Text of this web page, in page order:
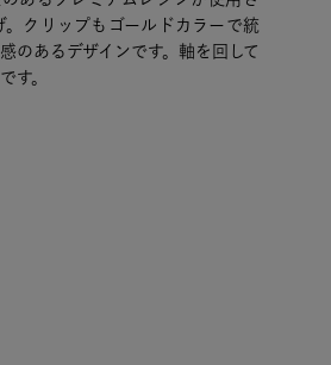
クリップもゴールドカラーで統
のあるデザインです。軸を回して
す。